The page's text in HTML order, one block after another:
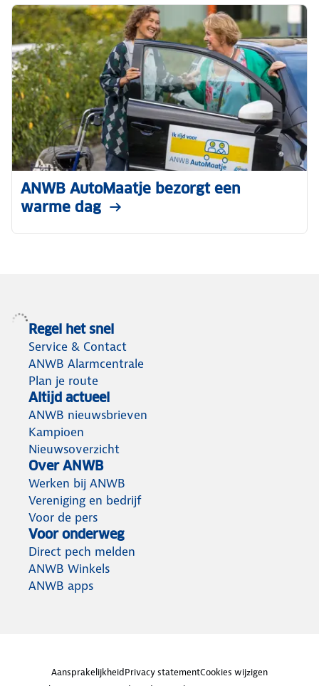
ANWB AutoMaatje bezorgt een
warme dag
Regel het snel
Service & Contact
ANWB Alarmcentrale
Plan je route
Altijd actueel
ANWB nieuwsbrieven
Kampioen
Nieuwsoverzicht
Over ANWB
Werken bij ANWB
Vereniging en bedrijf
Voor de pers
Voor onderweg
Direct pech melden
ANWB Winkels
ANWB apps
AansprakelijkheidPrivacy statementCookies wijzigen